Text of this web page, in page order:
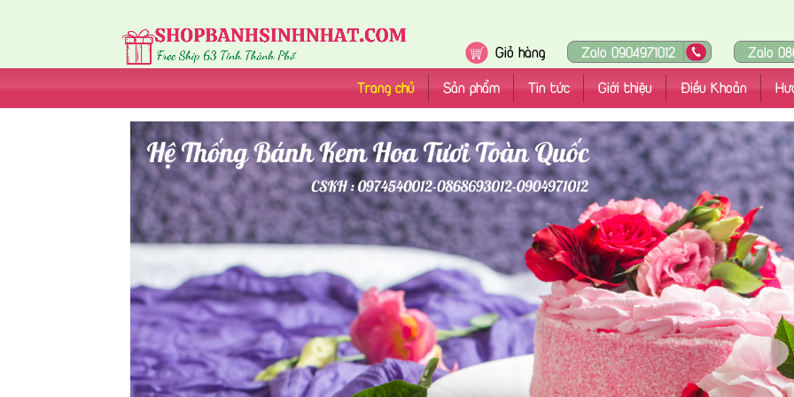
Giỏ hàng Zalo 0904971012 Zalo
Trang chủ
Sản phẩm Tin tức Giới thiệu Điều Khoản